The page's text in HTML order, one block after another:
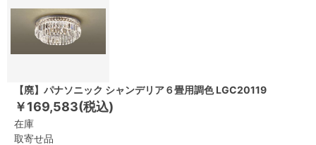
【廃】パナソニック シャンデリア６畳用調色 LGC20119
￥169,583(税込)
在庫
取寄せ品